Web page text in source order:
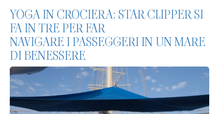
YOGA IN CROCIERA: STAR CLIPPER SI
FA IN TRE PER FAR
NAVIGARE I PASSEGGERI IN UN MARE
DI BENESSERE